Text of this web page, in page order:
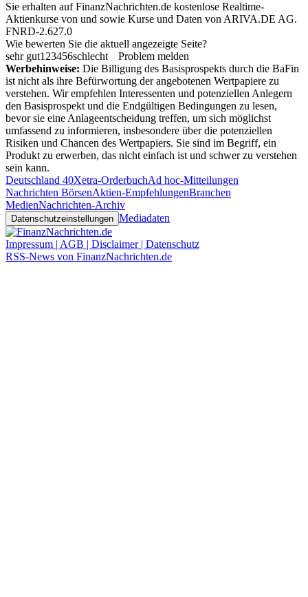
Sie erhalten auf FinanzNachrichten.de kostenlose Realtime-
Aktienkurse von und sowie Kurse und Daten von ARIVA.DE AG.
FNRD-2.627.0
Wie bewerten Sie die aktuell angezeigte Seite?
sehr gut1 23456schlecht
Problem melden
Werbehinweise: Die Billigung des Basisprospekts durch die BaFin
ist nicht als ihre Befürwortung der angebotenen Wertpapiere zu
verstehen. Wir empfehlen Interessenten und potenziellen Anlegern
den Basisprospekt und die Endgültigen Bedingungen zu lesen,
bevor sie eine Anlageentscheidung treffen, um sich möglichst
umfassend zu informieren, insbesondere über die potenziellen
Risiken und Chancen des Wertpapiers. Sie sind im Begriff, ein
Produkt zu erwerben, das nicht einfach ist und schwer zu verstehen
sein kann.
Deutschland 40Xetra-OrderbuchAd hoc-Mitteilungen
Nachrichten BörsenAktien-EmpfehlungenBranchen
MedienNachrichten-Archiv
Datenschutzeinstellungen Mediadaten
Impressum | AGB | Disclaimer | Datenschutz
RSS-News von FinanzNachrichten.de